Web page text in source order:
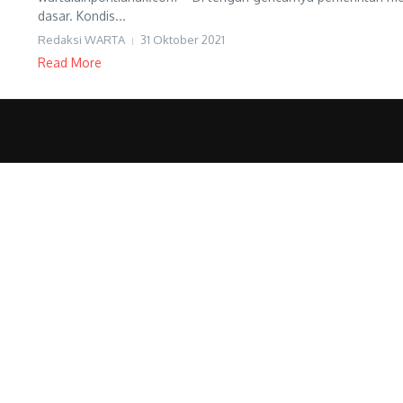
dasar. Kondis...
Redaksi WARTA 31 Oktober 2021
Read More